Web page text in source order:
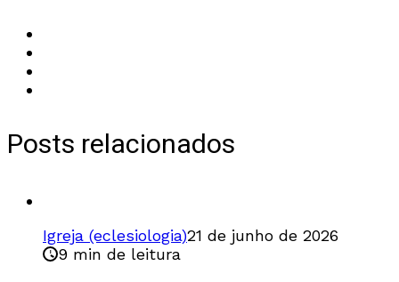
Posts relacionados
Igreja (eclesiologia)21 de junho de 2026
9 min de leitura